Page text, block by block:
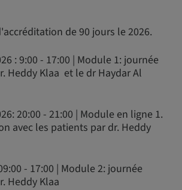
de 90 jours le 2026.
: 9:00 - 17:00 | Module 1: journée
Heddy Klaa et le dr Haydar Al
20:00 - 21:00 | Module en ligne 1.
avec les patients par dr. Heddy
- 17:00 | Module 2: journée
Heddy Klaa